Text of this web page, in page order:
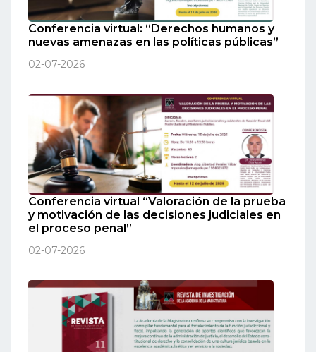
Conferencia virtual: “Derechos humanos y
nuevas amenazas en las políticas públicas”
02-07-2026
Conferencia virtual “Valoración de la prueba
y motivación de las decisiones judiciales en
el proceso penal”
02-07-2026